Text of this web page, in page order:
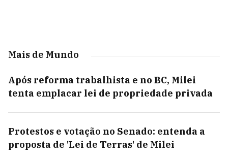
Mais de Mundo
Após reforma trabalhista e no BC, Milei
tenta emplacar lei de propriedade privada
Protestos e votação no Senado: entenda a
proposta de 'Lei de Terras' de Milei